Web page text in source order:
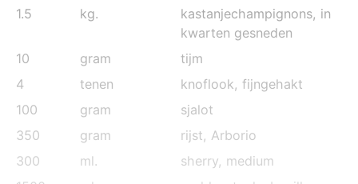
1.5 kg. kastanjechampignons, in
kwarten gesneden
10
gram
tijm
4
tenen knoflook, fijngehakt
100
gram
sjalot
350
gram
rijst, Arborio
300
ml.
sherry, medium